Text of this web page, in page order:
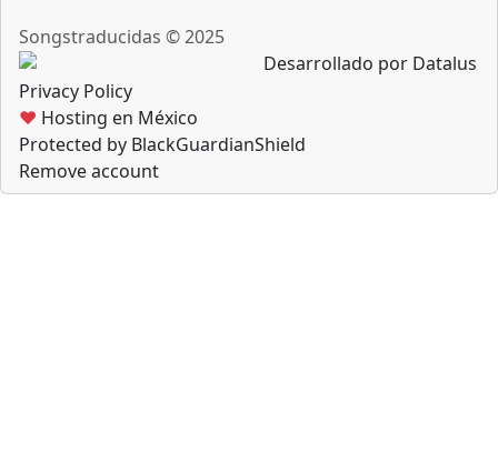
Songstraducidas © 2025
Desarrollado por Datalus
Privacy Policy
♥ Hosting en México
Protected by BlackGuardianShield
Remove account